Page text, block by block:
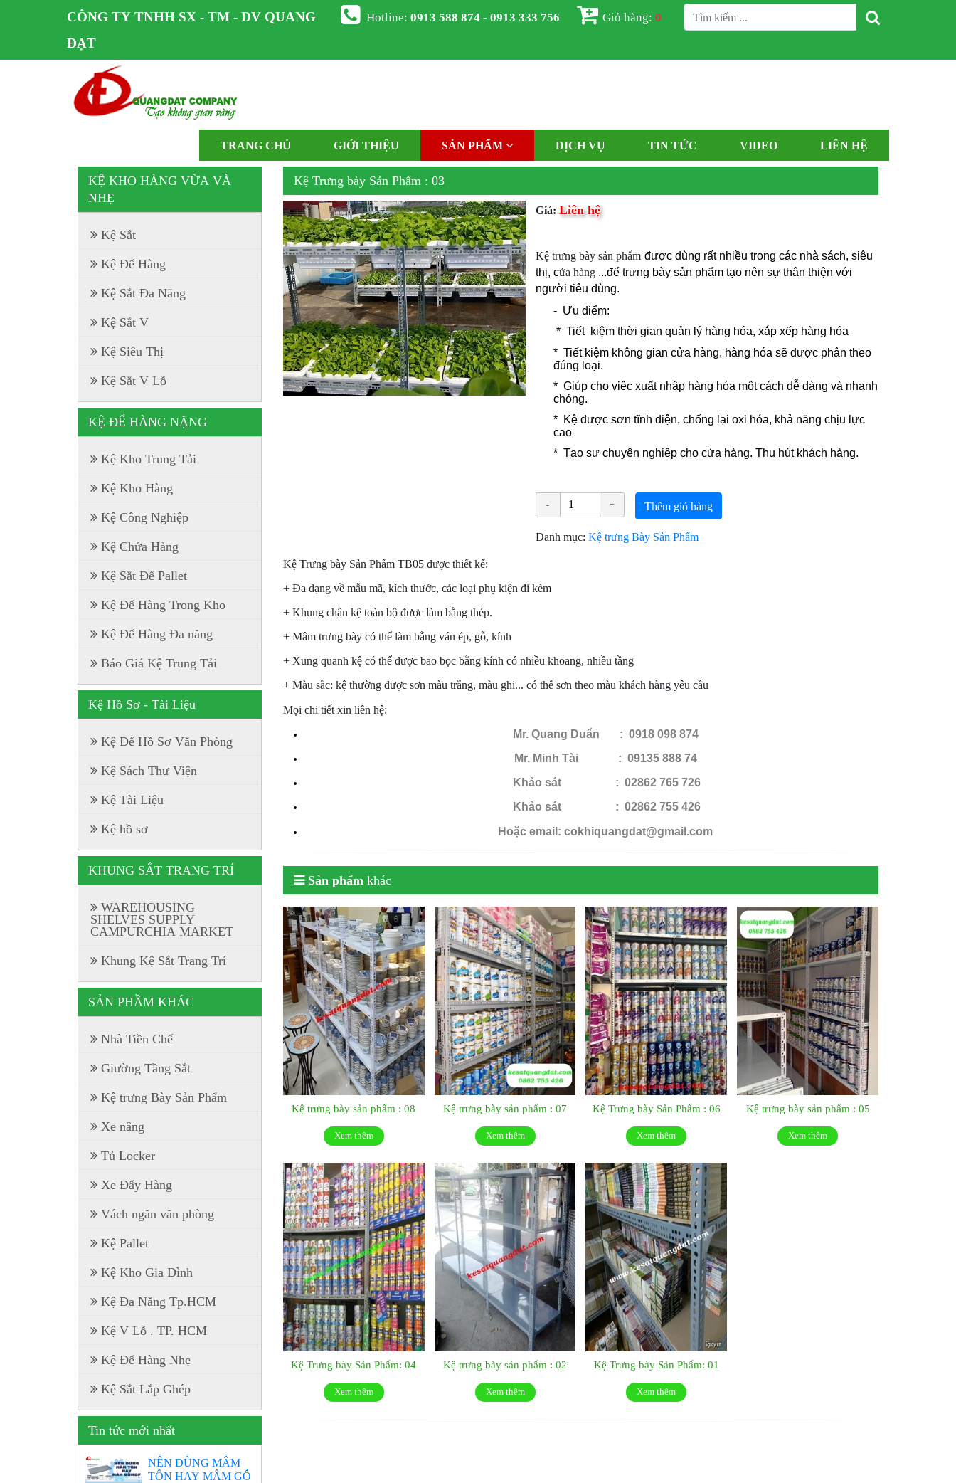
CÔNG TY TNHH SX - TM - DV QUANG
ĐẠT
Hotline:0913 588 874 - 0913 333 756 Giỏ hàng:0
TRANG CHỦ GIỚI THIỆU SẢN PHẨM DỊCH VỤ TIN TỨC VIDEO LIÊN HỆ
Kệ Trưng bày Sản Phẩm : 03
Giá: Liên hệ
Kệ trưng bày sản phẩm được dùng rất nhiều trong các nhà sách, siêu
thị, cửa hàng...để trưng bày sản phẩm tạo nên sự thân thiện với
người tiêu dùng.
- Ưu điểm:
* Tiết kiệm thời gian quản lý hàng hóa, xắp xếp hàng hóa
* Tiết kiệm không gian cửa hàng, hàng hóa sẽ được phân theo
đúng loại.
* Giúp cho việc xuất nhập hàng hóa một cách dễ dàng và nhanh
chóng.
* Kệ được sơn tĩnh điện, chống lại oxi hóa, khả năng chịu lực
cao
* Tạo sự chuyên nghiệp cho cửa hàng. Thu hút khách hàng.
Thêm giỏ hàng
Danh mục: Kệ trưng Bày Sản Phẩm
Kệ Trưng bày Sản Phẩm TB05được thiết kế:
+ Đa dạng về mẫu mã, kích thước, các loại phụ kiện đi kèm
+ Khung chân kệ toàn bộ được làm bằng thép.
+ Mâm trưng bày có thể làm bằng ván ép, gỗ, kính
+ Xung quanh kệ có thể được bao bọc bằng kính có nhiều khoang, nhiều tầng
+ Màu sắc: kệ thường được sơn màu trắng, màu ghi... có thể sơn theo màu khách hàng yêu cầu
Mọi chi tiết xin liên hệ:
Mr. Quang Duẩn : 0918 098 874
Mr. Minh Tài : 09135 888 74
Khảo sát : 02862 765 726
Khảo sát : 02862 755 426
Hoặc email: cokhiquangdat@gmail.com
Sản phẩm khác
Kệ trưng bày sản phẩm : 08
Xem thêm
Kệ trưng bày sản phẩm : 07
Xem thêm
Kệ Trưng bày Sản Phẩm : 06
Xem thêm
Kệ trưng bày sản phẩm : 05
Xem thêm
Kệ Trưng bày Sản Phẩm: 04
Xem thêm
Kệ trưng bày sản phẩm : 02
Xem thêm
Kệ Trưng bày Sản Phẩm: 01
Xem thêm
KỆ KHO HÀNG VỪA VÀ
NHẸ
Kệ Sắt
Kệ Để Hàng
Kệ Sắt Đa Năng
Kệ Sắt V
Kệ Siêu Thị
Kệ Sắt V Lỗ
KỆ ĐỂ HÀNG NẶNG
Kệ Kho Trung Tải
Kệ Kho Hàng
Kệ Công Nghiệp
Kệ Chứa Hàng
Kệ Sắt Để Pallet
Kệ Để Hàng Trong Kho
Kệ Để Hàng Đa năng
Báo Giá Kệ Trung Tải
Kệ Hồ Sơ - Tài Liệu
Kệ Để Hồ Sơ Văn Phòng
Kệ Sách Thư Viện
Kệ Tài Liệu
Kệ hồ sơ
KHUNG SẮT TRANG TRÍ
WAREHOUSING
SHELVES SUPPLY
CAMPURCHIA MARKET
Khung Kệ Sắt Trang Trí
SẢN PHẦM KHÁC
Nhà Tiền Chế
Giường Tầng Sắt
Kệ trưng Bày Sản Phẩm
Xe nâng
Tủ Locker
Xe Đẩy Hàng
Vách ngăn văn phòng
Kệ Pallet
Kệ Kho Gia Đình
Kệ Đa Năng Tp.HCM
Kệ V Lỗ . TP. HCM
Kệ Để Hàng Nhẹ
Kệ Sắt Lắp Ghép
Tin tức mới nhất
NÊN DÙNG MÂM
TÔN HAY MÂM GỖ